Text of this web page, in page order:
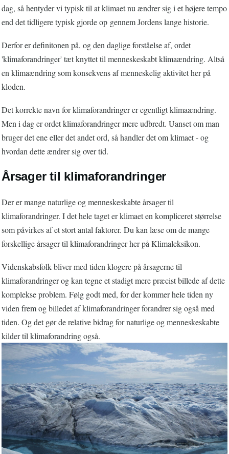
dag, så hentyder vi typisk til at klimaet nu ændrer sig i et højere tempo
end det tidligere typisk gjorde op gennem Jordens lange historie.
Derfor er definitonen på, og den daglige forståelse af, ordet
'klimaforandringer' tæt knyttet til menneskeskabt klimaændring. Altså
en klimaændring som konsekvens af menneskelig aktivitet her på
kloden.
Det korrekte navn for klimaforandringer er egentligt klimaændring.
Men i dag er ordet klimaforandringer mere udbredt. Uanset om man
bruger det ene eller det andet ord, så handler det om klimaet - og
hvordan dette ændrer sig over tid.
Årsager til klimaforandringer
Der er mange naturlige og menneskeskabte årsager til
klimaforandringer. I det hele taget er klimaet en kompliceret størrelse
som påvirkes af et stort antal faktorer. Du kan læse om de mange
forskellige årsager til klimaforandringer her på Klimaleksikon.
Videnskabsfolk bliver med tiden klogere på årsagerne til
klimaforandringer og kan tegne et stadigt mere præcist billede af dette
komplekse problem. Følg godt med, for der kommer hele tiden ny
viden frem og billedet af klimaforandringer forandrer sig også med
tiden. Og det gør de relative bidrag for naturlige og menneskeskabte
kilder til klimaforandring også.